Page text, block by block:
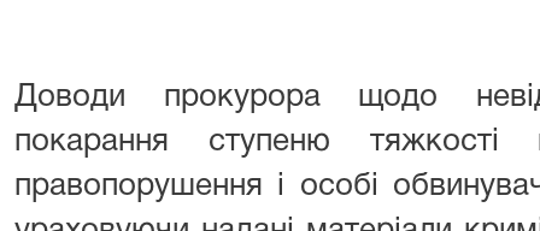
Доводи прокурора щодо
покарання ступеню тяжкості
правопорушення і особі